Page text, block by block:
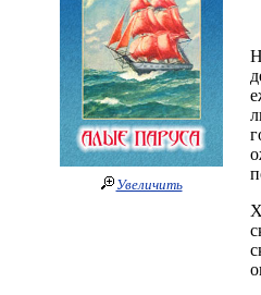
Увеличить